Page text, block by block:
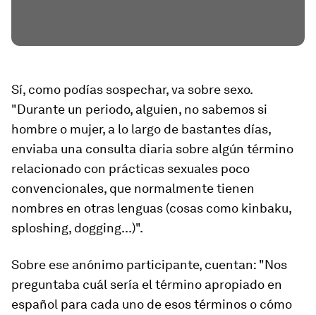
Sí, como podías sospechar, va sobre sexo.
"Durante un periodo, alguien, no sabemos si
hombre o mujer, a lo largo de bastantes días,
enviaba una consulta diaria sobre algún término
relacionado con prácticas sexuales poco
convencionales, que normalmente tienen
nombres en otras lenguas (cosas como kinbaku,
sploshing, dogging...)".
Sobre ese anónimo participante, cuentan: "Nos
preguntaba cuál sería el término apropiado en
español para cada uno de esos términos o cómo